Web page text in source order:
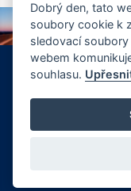
+420 326 901
© Copyright 2026
FlexiSystems s.r.o.:
Vyrobil
Dobrý den, tato
soubory cookie k
sledovací
webem
souhlasu.